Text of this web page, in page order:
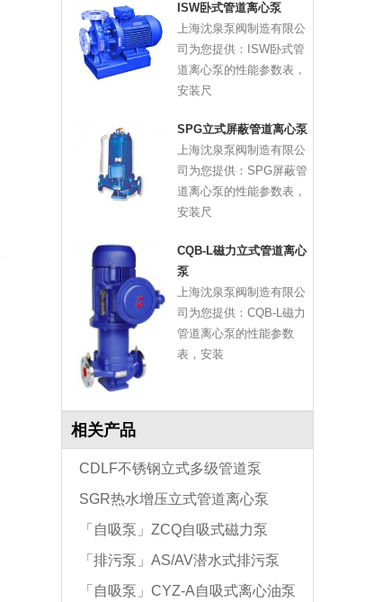
ISW卧式管道离心泵
上海沈泉泵阀制造有限公
司为您提供：ISW卧式管
道离心泵的性能参数表，
安装尺
SPG立式屏蔽管道离心泵
上海沈泉泵阀制造有限公
司为您提供：SPG屏蔽管
道离心泵的性能参数表，
安装尺
CQB-L磁力立式管道离心
泵
上海沈泉泵阀制造有限公
司为您提供：CQB-L磁力
管道离心泵的性能参数
表，安装
相关产品
CDLF不锈钢立式多级管道泵
SGR热水增压立式管道离心泵
「自吸泵」ZCQ自吸式磁力泵
「排污泵」AS/AV潜水式排污泵
「自吸泵」CYZ-A自吸式离心油泵